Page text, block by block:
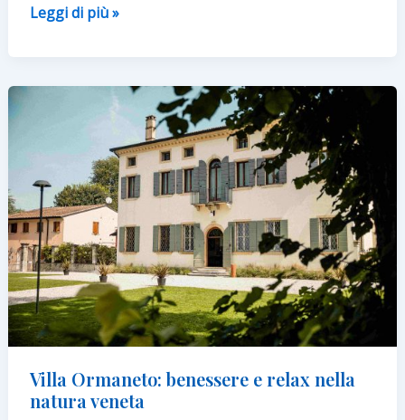
Olea
Wellness:
urban
spa
della
Capitale
Leggi di più »
Villa Ormaneto: benessere e relax nella
natura veneta